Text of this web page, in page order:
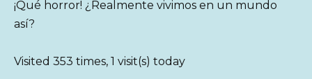
¡Qué horror! ¿Realmente vivimos en un mundo
así?
Visited 353 times, 1 visit(s) today